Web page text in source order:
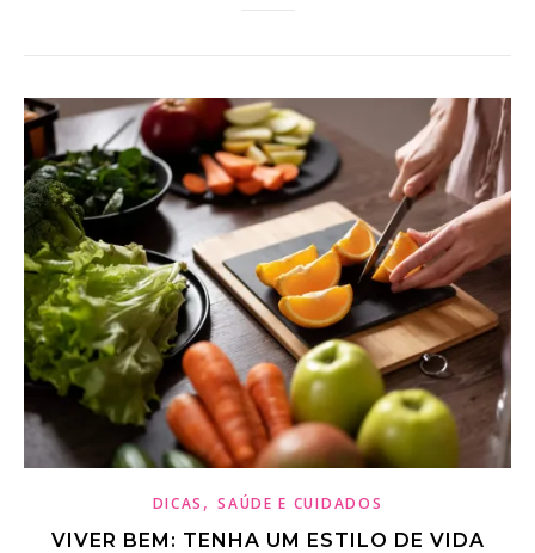
DICAS ,SAÚDE E CUIDADOS
VIVER BEM: TENHA UM ESTILO DE VIDA